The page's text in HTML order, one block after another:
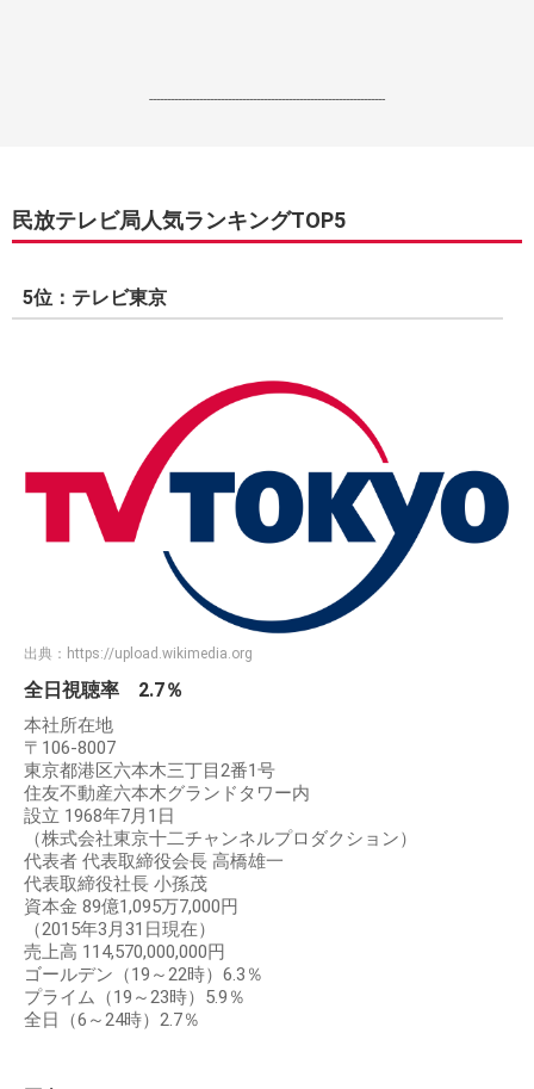
------------------------------------------------------------------
民放テレビ局人気ランキングTOP5
5位：テレビ東京
出典： https://upload.wikimedia.org
全日視聴率 2.7％
本社所在地
〒106-8007
東京都港区六本木三丁目2番1号
住友不動産六本木グランドタワー内
設立 1968年7月1日
（株式会社東京十二チャンネルプロダクション）
代表者 代表取締役会長 高橋雄一
代表取締役社長 小孫茂
資本金 89億1,095万7,000円
（2015年3月31日現在）
売上高 114,570,000,000円
ゴールデン（19～22時）6.3％
プライム（19～23時）5.9％
全日（6～24時）2.7％